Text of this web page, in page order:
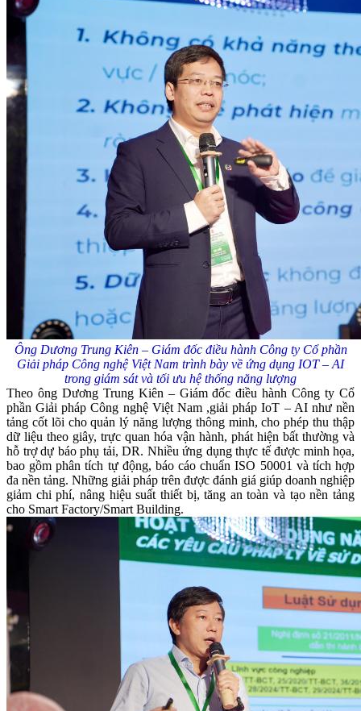
Ông Dương Trung Kiên – Giám đốc điều hành Công ty Cổ phần
Giải pháp Công nghệ Việt Nam trình bày về ứng dụng IOT – AI
trong giám sát và tối ưu hệ thống năng lượng
Theo ông Dương Trung Kiên – Giám đốc điều hành Công ty Cổ
phần Giải pháp Công nghệ Việt Nam ,giải pháp IoT – AI như nền
tảng cốt lõi cho quản lý năng lượng thông minh, cho phép thu thập
dữ liệu theo giây, trực quan hóa vận hành, phát hiện bất thường và
hỗ trợ dự báo phụ tải, DR. Nhiều ứng dụng thực tế được minh họa,
bao gồm phân tích tự động, báo cáo chuẩn ISO 50001 và tích hợp
đa nền tảng. Những giải pháp trên được đánh giá giúp doanh nghiệp
giảm chi phí, nâng hiệu suất thiết bị, tăng an toàn và tạo nền tảng
cho Smart Factory/Smart Building.